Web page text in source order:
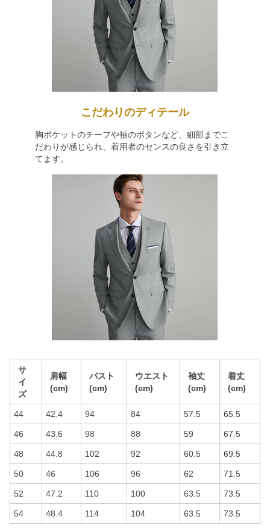
こだわりのディテール
胸ポケットのチーフや袖のボタンなど、細部までこ
だわりが感じられ、着用者のセンスの良さを引き立
てます。
サ
イ
ズ
肩幅
(cm)
バスト
(cm)
ウエスト
(cm)
袖丈
(cm)
着丈
(cm)
44 42.4 94 84 57.5 65.5
46 43.6 98 88 59 67.5
48 44.8 102 92 60.5 69.5
50 46 106 96 62 71.5
52 47.2 110 100 63.5 73.5
54 48.4 114 104 63.5 73.5